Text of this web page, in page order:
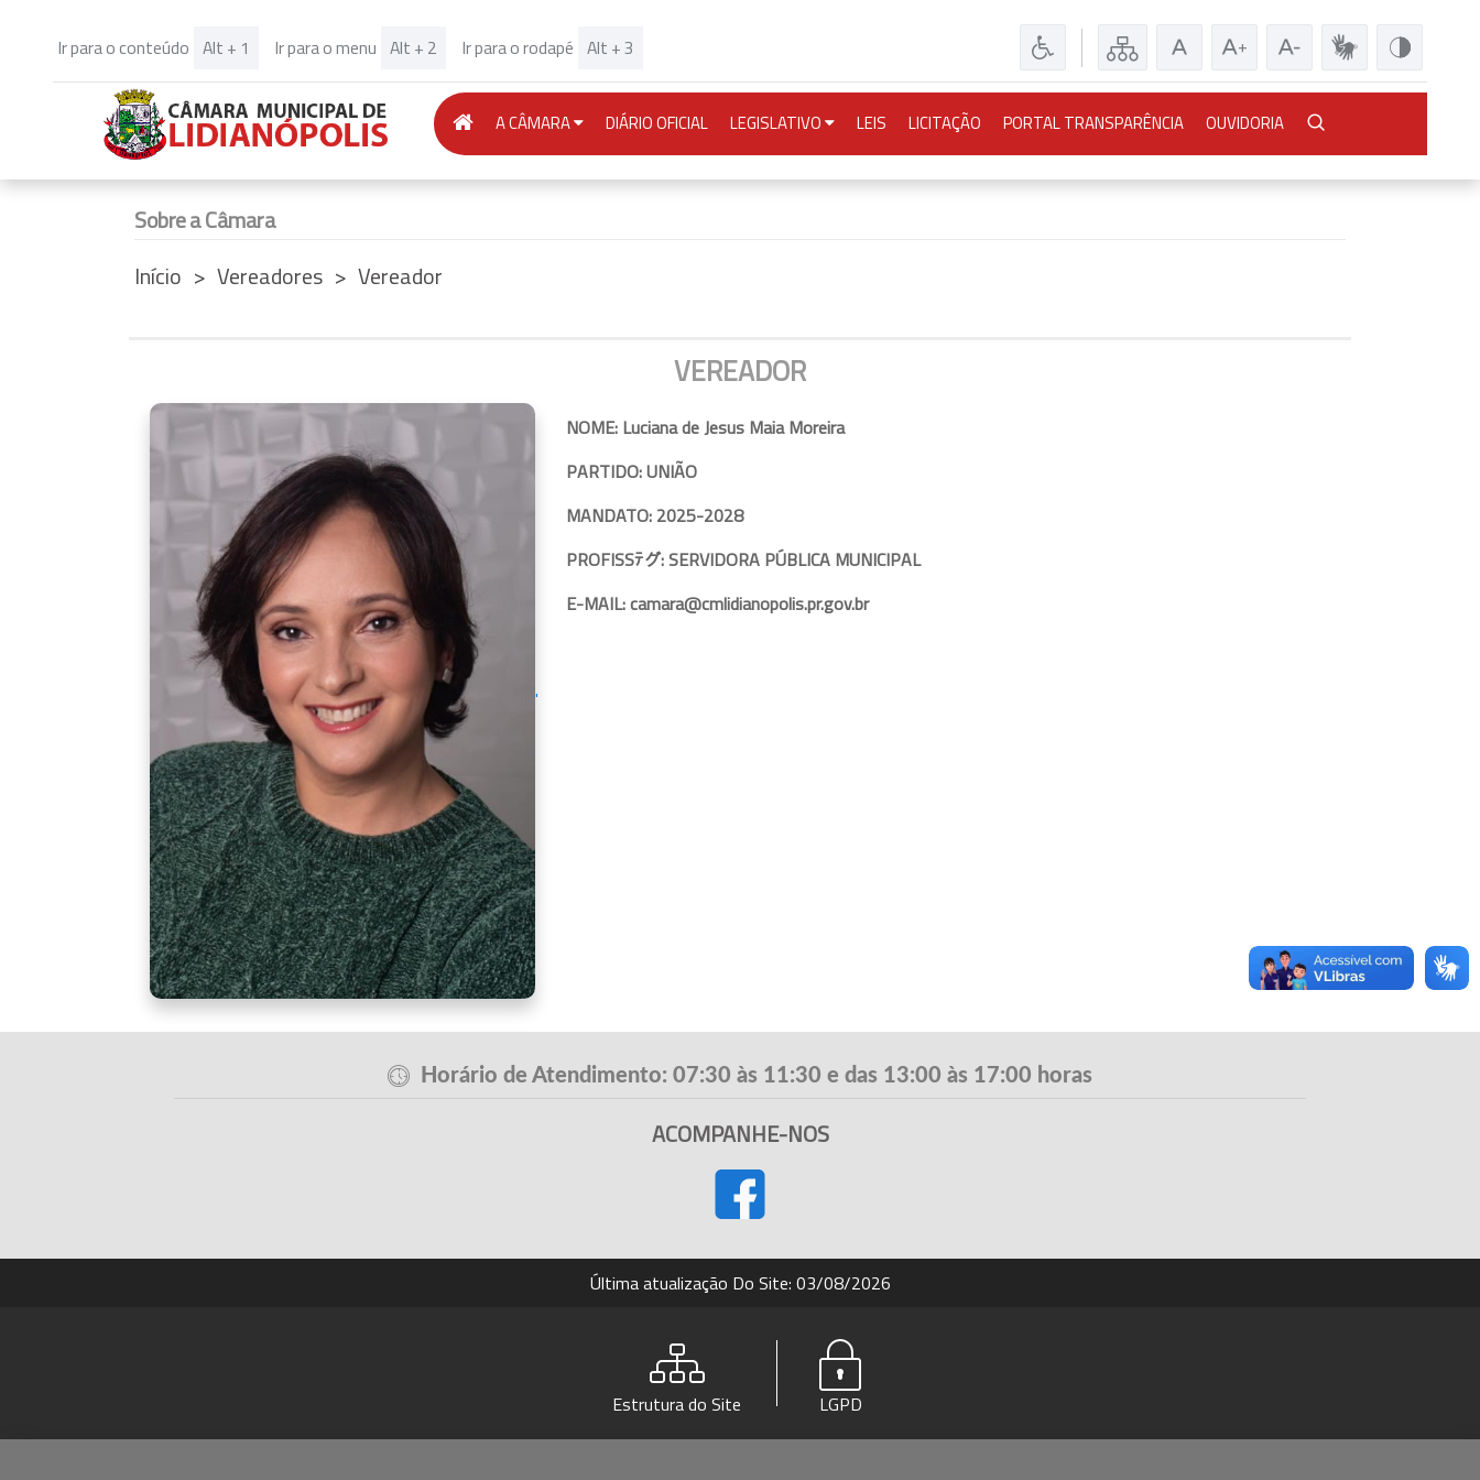
Ir para o conteúdo Alt + 1 Ir para o menu Alt + 2 Ir para o rodapé Alt + 3
(CURRENT)
A CÂMARA DIÁRIO OFICIAL LEGISLATIVO LEIS LICITAÇÃO PORTAL TRANSPARÊNCIA OUVIDORIA
Sobre a Câmara
Início
Vereadores Vereador
VEREADOR
'
NOME: Luciana de Jesus Maia Moreira
PARTIDO: UNIÃO
MANDATO: 2025-2028
PROFISSﾃグ: SERVIDORA PÚBLICA MUNICIPAL
E-MAIL: camara@cmlidianopolis.pr.gov.br
Horário de Atendimento: 07:30 às 11:30 e das 13:00 às 17:00 horas
ACOMPANHE-NOS
Última atualização Do Site: 03/08/2026
Estrutura do Site LGPD